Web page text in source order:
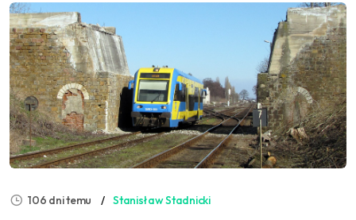
106 dni temu Stanisław Stadnicki